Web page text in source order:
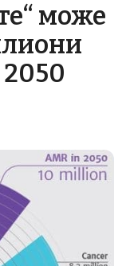
може